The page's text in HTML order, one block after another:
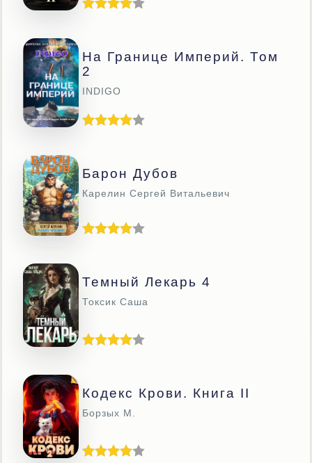
На Границе Империй. Том
2
INDIGO
Барон Дубов
Карелин Сергей Витальевич
Темный Лекарь 4
Токсик Саша
Кодекс Крови. Книга II
Борзых М.